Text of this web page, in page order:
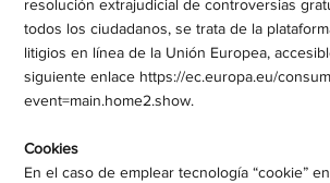
resolución extrajudicial de controversias
todos los ciudadanos, se trata de la
litigios en línea de la Unión Europea,
siguiente enlace https://ec.europa.eu/
event=main.home2.show.
Cookies​
En el caso de emplear tecnología “cookie”